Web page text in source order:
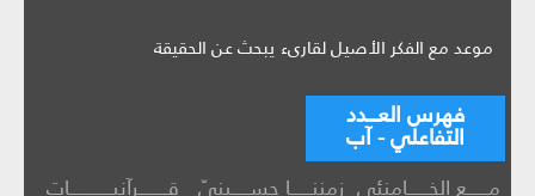
موعد مع الفكر الأصيل لقارىء يبحث عن الحقيقة
فهرس العـــدد
التفاعلي - آب
مــــــع الخــــــامنئي زمننــــــا حســـــينيّ قــــــــرآنيــــــــــــات